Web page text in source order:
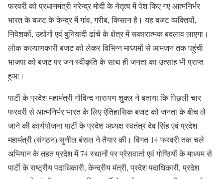
फरवरी को प्रधानमंत्री नरेन्द्र मोदी के नेतृत्व में पेश किए गए आत्मनिर्भर
भारत के बजट के केन्द्र में गांव, गरीब, किसान है। यह बजट व्यक्तियों,
निवेशकों, उद्योगों एवं बुनियादी ढांचे के क्षेत्र में सकारात्मक बदलाव लाएगा।
लोक कल्याणकारी बजट को लेकर विभिन्न माध्यमों से आमजन तक पहुंची
भाजपा को बजट पर जन स्वीकृति के साथ ही जनता का उत्साह भी प्राप्त
हुआ।
पार्टी के प्रदेश महामंत्री गोविन्द नारायण शुक्ल ने बताया कि पिछली चार
फरवरी से आत्मनिर्भर भारत के लिए ऐतिहासिक बजट को जनता के बीच ले
जाने की कार्ययोजना पार्टी के प्रदेश अध्यक्ष स्वतंत्र देव सिंह एवं प्रदेश
महामंत्री (संगठन) सुनील बंसल ने तैयार की। विगत 14 फरवरी तक चले
अभियान के तहत प्रदेश में 74 स्थानों पर प्रेसवार्ता एवं गोष्ठियों के माध्यम से
पार्टी के राष्ट्रीय पदाधिकारी, केन्द्रीय मंत्री, प्रदेश पदाधिकारी, प्रदेश